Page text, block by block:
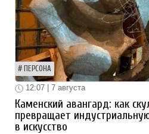
ПЕРСОНА
12:07 | 7 августа
Каменский авангард: как
превращает
в искусство